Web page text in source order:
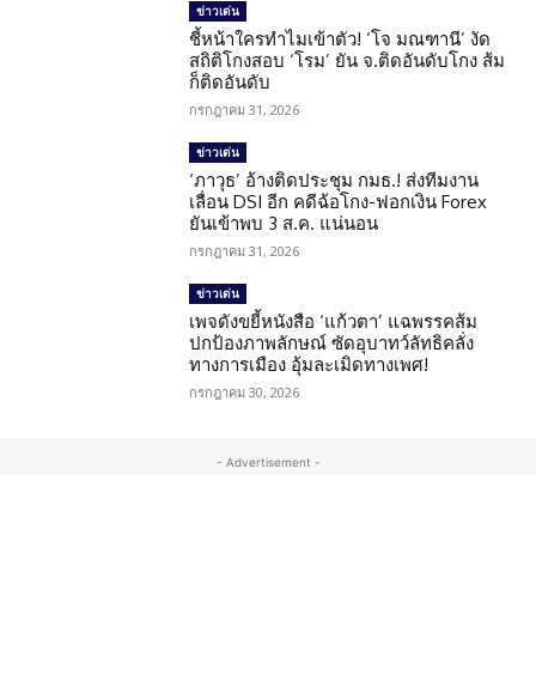
ข่าวเด่น
ชี้หน้าใครทำไมเข้าตัว! ‘โจ มณฑานี’ งัด
สถิติโกงสอบ ‘โรม’ ยัน จ.ติดอันดับโกง ส้ม
ก็ติดอันดับ
กรกฎาคม 31, 2026
ข่าวเด่น
‘ภาวุธ’ อ้างติดประชุม กมธ.! ส่งทีมงาน
เลื่อน DSI อีก คดีฉ้อโกง-ฟอกเงิน Forex
ยันเข้าพบ 3 ส.ค. แน่นอน
กรกฎาคม 31, 2026
ข่าวเด่น
เพจดังขยี้หนังสือ ‘แก้วตา’ แฉพรรคส้ม
ปกป้องภาพลักษณ์ ซัดอุบาทว์ลัทธิคลั่ง
ทางการเมือง อุ้มละเมิดทางเพศ!
กรกฎาคม 30, 2026
- Advertisement -